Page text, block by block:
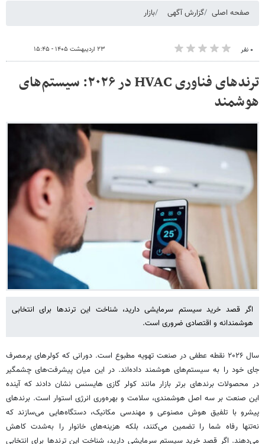
صفحه اصلی گزارش آگهی بازار
۰ نفر ۲۳ اردیبهشت ۱۴۰۵ - ۱۵:۴۵
ترندهای فناوری HVAC در ۲۰۲۶: سیستم‌های
هوشمند
اگر قصد خرید سیستم سرمایشی دارید، شناخت این ترندها برای انتخابی
هوشمندانه و اقتصادی ضروری است.
سال ۲۰۲۶ نقطه عطفی در صنعت تهویه مطبوع است. دورانی که کولرهای پرمصرف
جای خود را به سیستم‌های هوشمند داده‌اند. در این میان پیشرفت‌های چشمگیر
در محصولات برندهای برتر بازار مانند کولر گازی هایسنس نشان دادند که آینده
این صنعت بر سه اصل هوشمندی، سلامت و بهره‌وری انرژی استوار است. برندهای
پیشرو با تلفیق هوش مصنوعی و مهندسی مکانیک، دستگاه‌هایی می‌سازند که
نه‌تنها رفاه شما را تضمین می‌کنند، بلکه هزینه‌های خانوار را به‌شدت کاهش
می‌دهند. اگر قصد خرید سیستم سرمایشی دارید، شناخت این ترندها برای انتخابی